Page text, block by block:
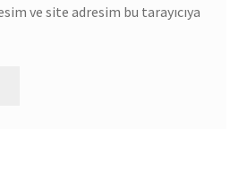
ve site adresim bu tarayıcıya